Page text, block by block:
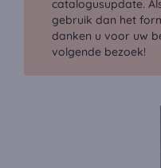
catalogusupdate.
gebruik dan het
danken u voor uw
volgende bezoek!